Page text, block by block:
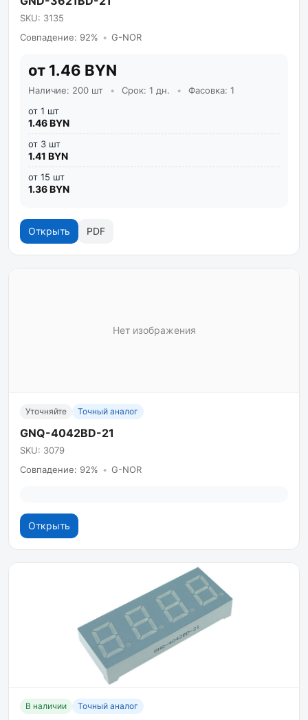
SKU: 3135
Совпадение: 92% • G-NOR
от 1.46 BYN
Наличие: 200 шт • Срок: 1 дн. •
Фасовка: 1
от 1 шт
1.46 BYN
от 3 шт
1.41 BYN
от 15 шт
1.36 BYN
Открыть PDF
Нет изображения
Уточняйте Точный аналог
GNQ-4042BD-21
SKU: 3079
Совпадение: 92% • G-NOR
Открыть
В наличии Точный аналог